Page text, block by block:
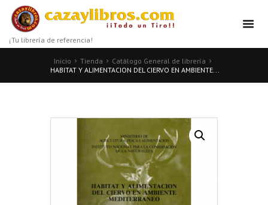
¡Tu librería de referencia!
Inicio Tienda
Catálogo General de librería
HABITAT Y ALIMENTACION DEL CIERVO EN AMBIENTE...